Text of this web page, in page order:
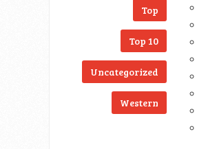
Top
Top 10
Uncategorized
Western